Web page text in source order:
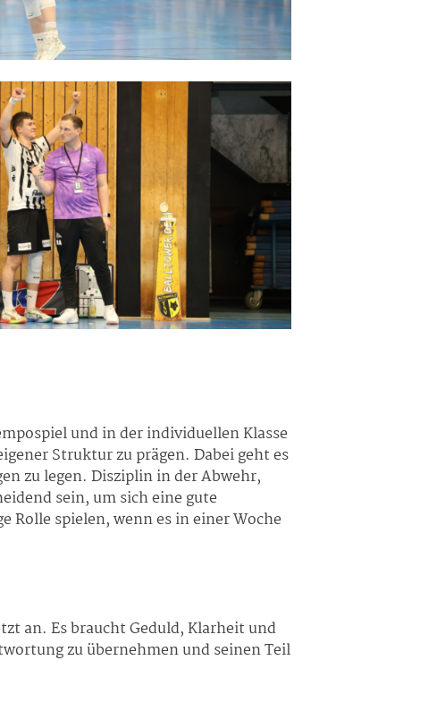
und in der individuellen Klasse
Struktur zu prägen. Dabei geht es
zu legen. Disziplin in der Abwehr,
sein, um sich eine gute
Rolle spielen, wenn es in einer Woche
an. Es braucht Geduld, Klarheit und
zu übernehmen und seinen Teil